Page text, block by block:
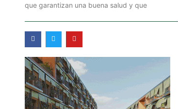
que garantizan una buena salud y que
F
a
c
b
o
o
k
-
f
T
w
i
t
e
r
Y
o
u
u
b
e